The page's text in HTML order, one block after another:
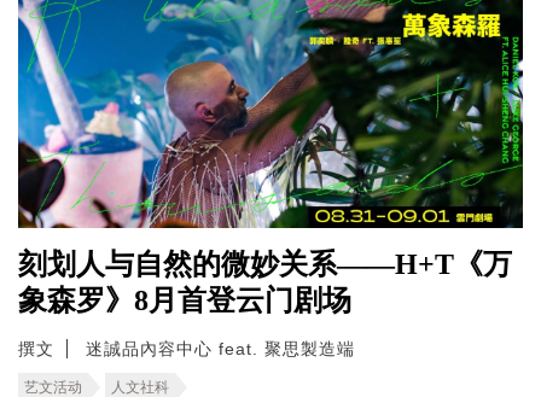
刻划人与自然的微妙关系——H+T《万
象森罗》8月首登云门剧场
撰文 迷誠品內容中心 feat. 聚思製造端
艺文活动 人文社科